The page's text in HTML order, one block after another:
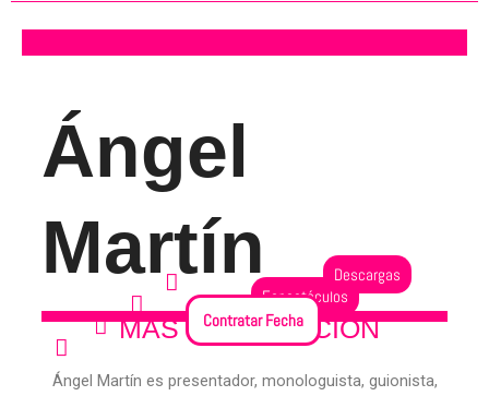
Ángel
Martín
MÁS INFORMACIÓN
Redes Sociales
Ver Fechas
Espectáculos
Descargas
Contratar Fecha
Ángel Martín es presentador, monologuista, guionista,